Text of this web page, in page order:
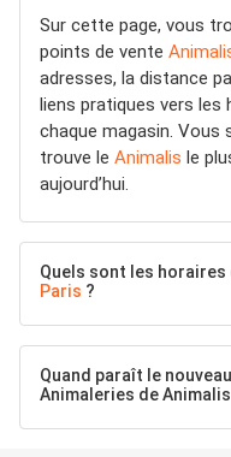
Sur cette page, vous
points de vente
adresses, la distance
liens pratiques vers les
chaque magasin. Vous
trouve le Animalis le
aujourd’hui.
Quels sont les horaires
Paris ?
Quand paraît le
Animaleries de